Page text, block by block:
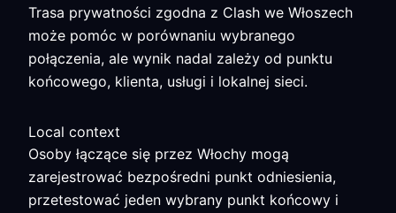
Trasa prywatności zgodna z Clash we Włoszech
może pomóc w porównaniu wybranego
połączenia, ale wynik nadal zależy od punktu
końcowego, klienta, usługi i lokalnej sieci.
Local context
Osoby łączące się przez Włochy mogą
zarejestrować bezpośredni punkt odniesienia,
przetestować jeden wybrany punkt końcowy i